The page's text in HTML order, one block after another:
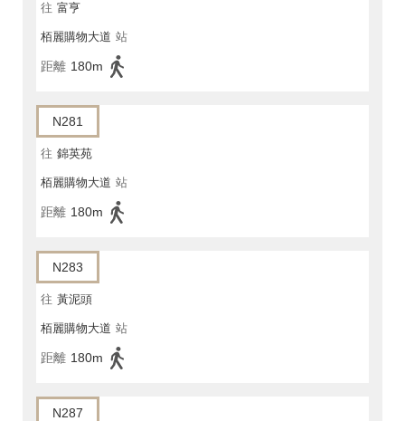
往 富亨
栢麗購物大道 站
距離 180m
N281
往 錦英苑
栢麗購物大道 站
距離 180m
N283
往 黃泥頭
栢麗購物大道 站
距離 180m
N287